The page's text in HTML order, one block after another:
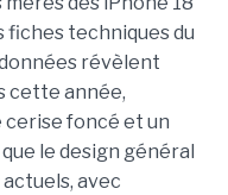
fiches techniques du
révèlent
cette année,
cerise foncé et un
le design général
avec